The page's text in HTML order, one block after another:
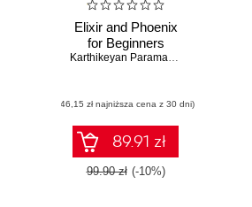
Elixir and Phoenix
for Beginners
Karthikeyan Paramasivan
(46,15 zł najniższa cena z 30 dni)
89.91 zł
99.90 zł (-10%)